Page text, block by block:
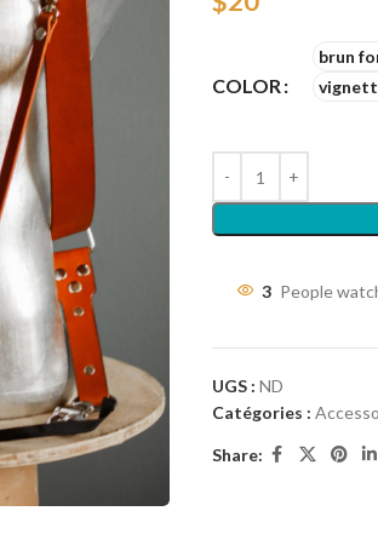
COLOR
brun
3 People
UGS : ND
Catégories :
Share: